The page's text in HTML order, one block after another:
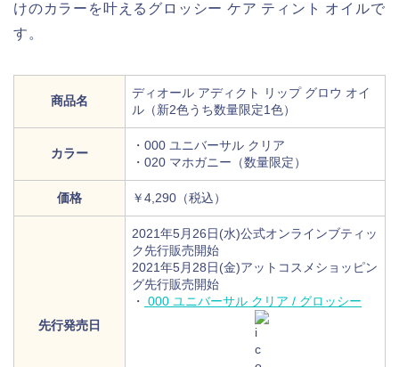
けのカラーを叶えるグロッシー ケア ティント オイルで
す。
商品名
ディオール アディクト リップ グロウ オイ
ル（新2色うち数量限定1色）
カラー
・000 ユニバーサル クリア
・020 マホガニー（数量限定）
価格 ￥4,290（税込）
先行発売日
2021年5月26日(水)公式オンラインブティッ
ク先行販売開始
2021年5月28日(金)アットコスメショッピン
グ先行販売開始
・ 000 ユニバーサル クリア / グロッシー